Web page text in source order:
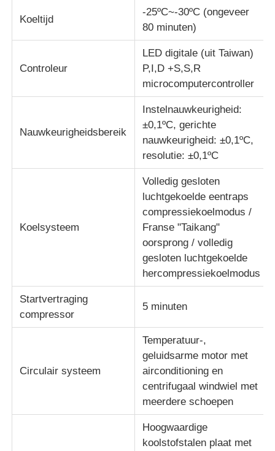
Schuring het testen Machine
rubber het testen materiaal
Apparatuur voor het testen van schoenen
Gebouwmaterialen-testapparatuur
Verpakkingstestapparatuur
Testapparatuur voor kleefstoffen
stof testmachine
Temperatuur en Vochtigheidscontrolemechanisme
Koeltijd
-25ºC~-30ºC (ongeveer
80 minuten)
Controleur
LED digitale (uit Taiwan)
P,I,D +S,S,R
microcomputercontroller
Nauwkeurigheidsbereik
Instelnauwkeurigheid:
±0,1ºC, gerichte
nauwkeurigheid: ±0,1ºC,
resolutie: ±0,1ºC
Koelsysteem
Volledig gesloten
luchtgekoelde eentraps
compressiekoelmodus /
Franse "Taikang"
oorsprong / volledig
gesloten luchtgekoelde
hercompressiekoelmodus
Startvertraging
compressor
5 minuten
Circulair systeem
Temperatuur-,
geluidsarme motor met
airconditioning en
centrifugaal windwiel met
meerdere schoepen
Hoogwaardige
koolstofstalen plaat met